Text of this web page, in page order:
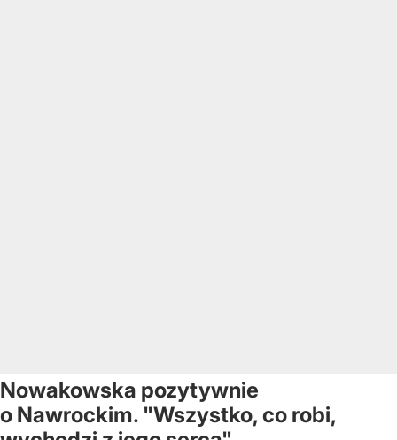
Nowakowska pozytywnie
o Nawrockim. "Wszystko, co robi,